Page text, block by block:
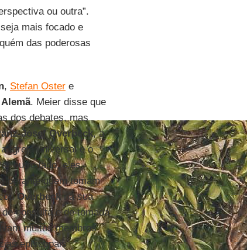
ou outra”.
mais focado e
das poderosas
, Stefan Ostere
. Meier disse que
dos debates, mas
Josef Overbeck, a
Igreja universal e o
outro lado, eles
perante quem tomam
Overbeck na sua
consulta e de tomada
muitos membros
episcopais